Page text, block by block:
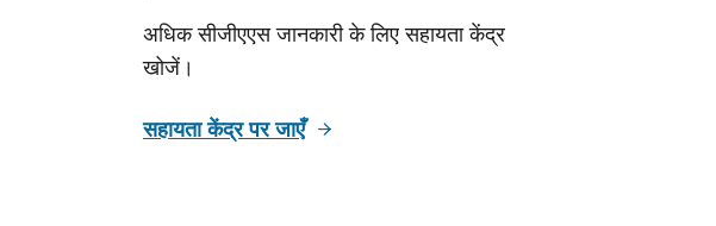
अधिक सीजीएएस जानकारी के लिए सहायता केंद्र
खोजें।
सहायता केंद्र पर जाएँ